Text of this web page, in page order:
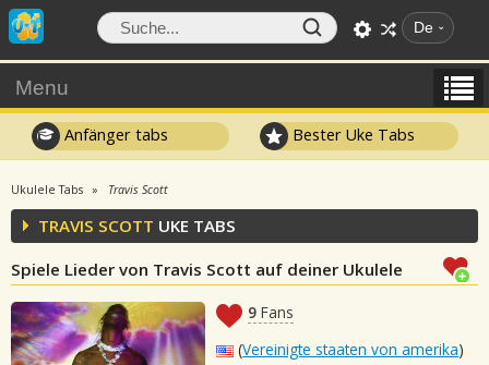
De
Menu
Anfänger tabs Bester Uke Tabs
Ukulele Tabs Travis Scott
TRAVIS SCOTT UKE TABS
Spiele Lieder von Travis Scott auf deiner Ukulele
9 Fans
(Vereinigte staaten von amerika)